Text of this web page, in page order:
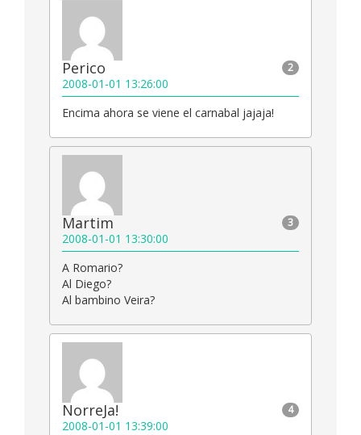
2
Perico
2008-01-01 13:26:00
Encima ahora se viene el carnabal jajaja!
3
Martim
2008-01-01 13:30:00
A Romario?
Al Diego?
Al bambino Veira?
4
NorreJa!
2008-01-01 13:39:00